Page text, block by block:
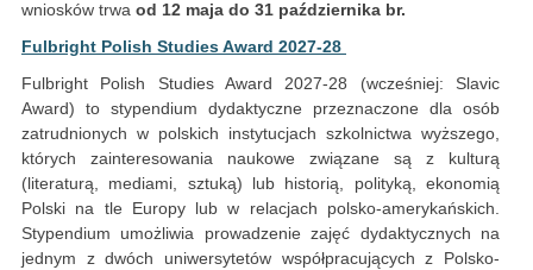
wniosków trwa od 12 maja do 31 października br.
Fulbright Polish Studies Award 2027-28
Fulbright Polish Studies Award 2027-28 (wcześniej: Slavic
Award) to stypendium dydaktyczne przeznaczone dla osób
zatrudnionych w polskich instytucjach szkolnictwa wyższego,
których zainteresowania naukowe związane są z kulturą
(literaturą, mediami, sztuką) lub historią, polityką, ekonomią
Polski na tle Europy lub w relacjach polsko-amerykańskich.
Stypendium umożliwia prowadzenie zajęć dydaktycznych na
jednym z dwóch uniwersytetów współpracujących z Polsko-